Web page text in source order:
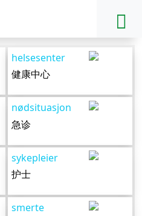
helsesenter
健康中心
nødsituasjon
急诊
sykepleier
护士
smerte